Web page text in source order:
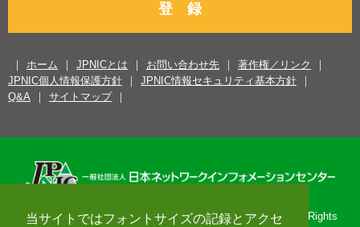
当サイトではフォントサイズの記録とアクセ
登 録
ホーム JPNICとは お問い合わせ先
著作権／リンク
JPNIC個人情報保護方針
JPNIC情報セキュリティ基本方針
Q&A
サイトマップ
Copyright© 1996-2026 Japan Network Information Center. All Rights